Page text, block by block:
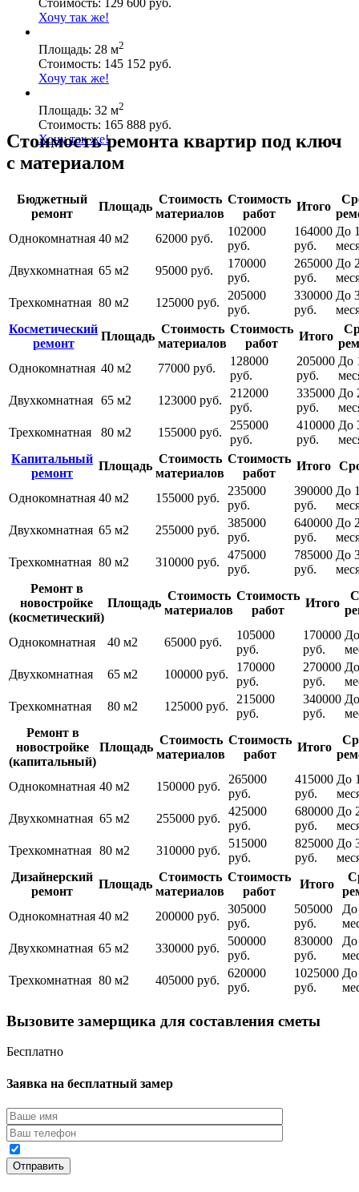
Хочу так же!
Площадь: 28 м2
Стоимость: 145 152 руб.
Хочу так же!
Площадь: 32 м2
Стоимость: 165 888 руб.
Хочу так же!
Стоимость ремонта квартир под ключ
с материалом
Бюджетный
ремонт
Площадь
Стоимость
материалов
Стоимость
работ
Итого
Однокомнатная 40 м2 62000 руб.
102000
руб.
164000
руб.
До
Двухкомнатная 65 м2 95000 руб.
170000
руб.
265000
руб.
До
Трехкомнатная 80 м2 125000 руб.
205000
руб.
330000
руб.
До
Косметический
ремонт
Площадь
Стоимость
материалов
Стоимость
работ
Итого
Однокомнатная 40 м2 77000 руб.
128000
руб.
205000
руб.
До
Двухкомнатная 65 м2 123000 руб.
212000
руб.
335000
руб.
До
Трехкомнатная
80 м2 155000 руб.
255000
руб.
410000
руб.
До
Капитальный
ремонт
Площадь
Стоимость
материалов
Стоимость
работ
Итого
Однокомнатная 40 м2 155000 руб.
235000
руб.
390000
руб.
До
Двухкомнатная 65 м2 255000 руб.
385000
руб.
640000
руб.
До
Трехкомнатная 80 м2 310000 руб.
475000
руб.
785000
руб.
До
Ремонт в
новостройке
(косметический)
Площадь
Стоимость
материалов
Стоимость
работ
Итого
Однокомнатная 40 м2 65000 руб.
105000
руб.
170000
руб.
Двухкомнатная
65 м2 100000 руб.
170000
руб.
270000
руб.
Трехкомнатная
80 м2 125000 руб.
215000
руб.
340000
руб.
Ремонт в
новостройке
(капитальный)
Площадь
Стоимость
материалов
Стоимость
работ
Итого
Однокомнатная 40 м2 150000 руб.
265000
руб.
415000
руб.
До
Двухкомнатная 65 м2 255000 руб.
425000
руб.
680000
руб.
До
Трехкомнатная 80 м2 310000 руб.
515000
руб.
825000
руб.
До
Дизайнерский
ремонт
Площадь
Стоимость
материалов
Стоимость
работ
Итого
Однокомнатная 40 м2 200000 руб.
305000
руб.
505000
руб.
До
Двухкомнатная 65 м2 330000 руб.
500000
руб.
830000
руб.
До
Трехкомнатная 80 м2 405000 руб.
620000
руб.
1025000
руб.
До
Вызовите замерщика для составления сметы
Бесплатно
Заявка на бесплатный замер